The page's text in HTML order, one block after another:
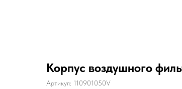
Корпус воздушного
Артикул: 110901050V